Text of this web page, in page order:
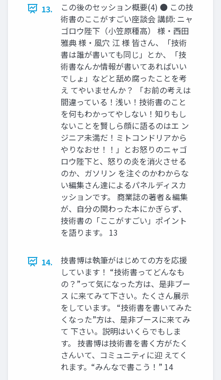
13.
この後のセッション概要(4) ● この技
術書のここがすごい座談会 講師: ニャ
ゴロウ陛下（小笠原種高） 様・西田
雅典 様・風穴 江 様 皆さん、「技術
書は誰が書いても同じ」とか、「技
術書なんか情報が書いてあればいい
でしょ」などと舐め腐ったことを考
え てやいませんか？ 「お前の考えは
間違っている！浅い！技術書のこと
を何もわかってやしない！知りもし
ないことを賢しら顔に語るのはエ ン
ジニア未満だ！ミトコンドリアから
やりなおせ！！」とお怒りのニャゴ
ロウ陛下と、怒りの炎を消火させる
のか、ガソリン を注ぐのかわからな
い編集さん達によるパネルディスカ
ッションです。 商業誌の著者＆編集
が、自分の関わった本にかぎらず、
技術書の「ここがすごい」ポイント
を語ります。 13
14.
技書博は執筆がはじめての方を応援
しています！ “技術書ってどんなも
の？”って気になった方は、是非ブー
ス に来てみて下さい。たくさん展示
をしています。 “技術書を書いてみた
くなった”方は、是非ブースに来てみ
て 下さい。説明はいくらでもしま
す。 技書博は技術書を書く方がたく
さんいて、コミュニティに迎 えてく
れます。“みんなで書こう！” 14